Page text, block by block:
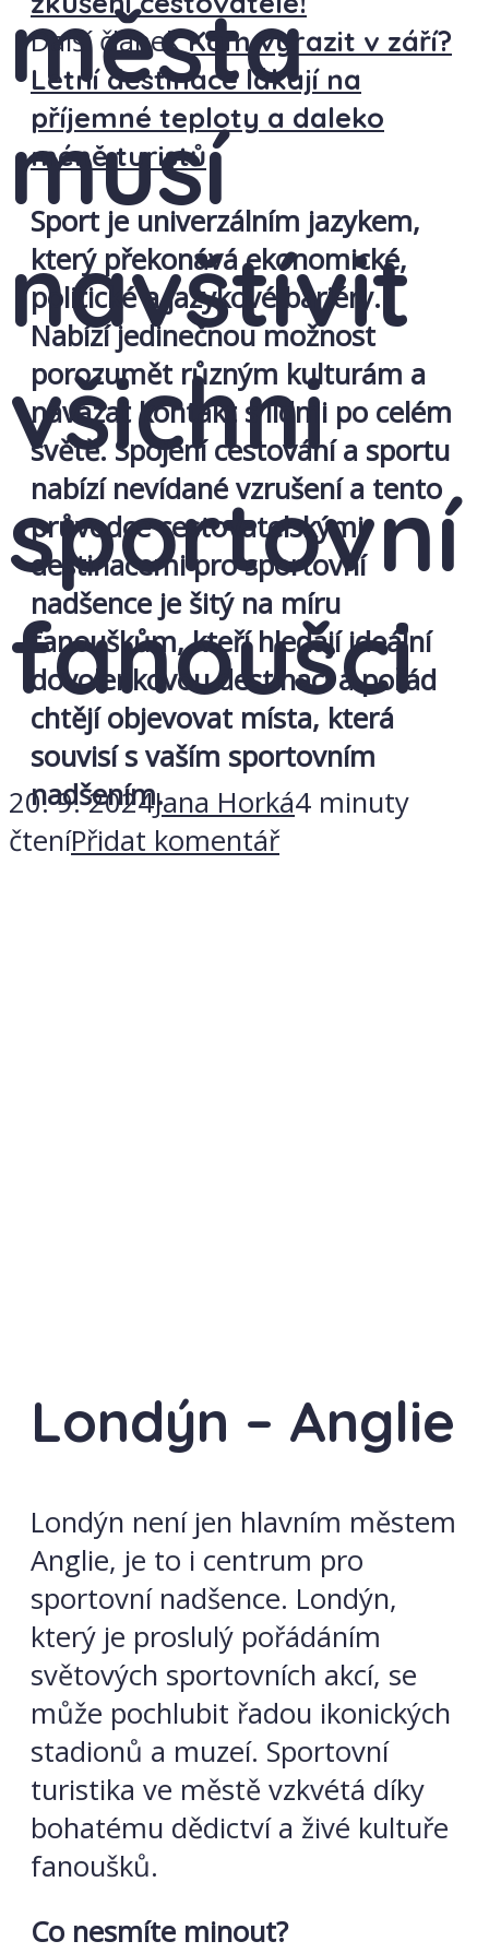
města
musí
navštívit
všichni
sportovní
fanoušci
20. 9. 2024Jana Horká4 minuty
čteníPřidat komentář
Další článek Kam vyrazit v září?
Letní destinace lákají na
příjemné teploty a daleko
méně turistů
Sport je univerzálním jazykem,
který překonává ekonomické,
politické a jazykové bariéry.
Nabízí jedinečnou možnost
porozumět různým kulturám a
navázat kontakt s lidmi po celém
světě. Spojení cestování a sportu
nabízí nevídané vzrušení a tento
průvodce cestovatelskými
destinacemi pro sportovní
nadšence je šitý na míru
fanouškům, kteří hledají ideální
dovolenkovou destinaci a pořád
chtějí objevovat místa, která
souvisí s vaším sportovním
nadšením.
Londýn – Anglie
Londýn není jen hlavním městem
Anglie, je to i centrum pro
sportovní nadšence. Londýn,
který je proslulý pořádáním
světových sportovních akcí, se
může pochlubit řadou ikonických
stadionů a muzeí. Sportovní
turistika ve městě vzkvétá díky
bohatému dědictví a živé kultuře
fanoušků.
Co nesmíte minout?